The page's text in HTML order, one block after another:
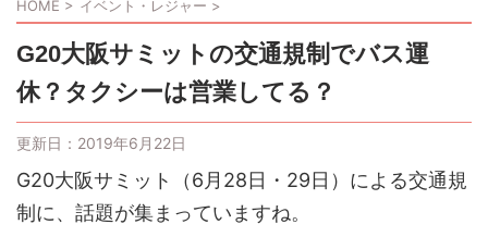
HOME > イベント・レジャー >
G20大阪サミットの交通規制でバス運
休？タクシーは営業してる？
更新日： 2019年6月22日
G20大阪サミット（6月28日・29日）による交通規
制に、話題が集まっていますね。